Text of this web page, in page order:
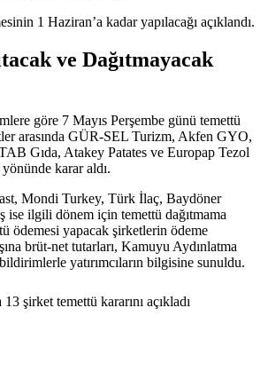
1 Haziran’a kadar yapılacağı açıklandı.
ve Dağıtmayacak
göre 7 Mayıs Perşembe günü temettü
arasında GÜR-SEL Turizm, Akfen GYO,
Gıda, Atakey Patates ve Europap Tezol
yönünde karar aldı.
Mondi Turkey, Türk İlaç, Baydöner
ise ilgili dönem için temettü dağıtmama
ödemesi yapacak şirketlerin ödeme
brüt-net tutarları, Kamuyu Aydınlatma
yatırımcıların bilgisine sunuldu.
şirket temettü kararını açıkladı